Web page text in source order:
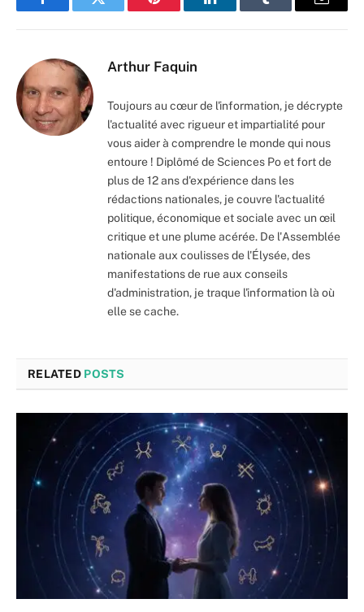
FacebookTwitter Pinterest LinkedInTumblr Email
Arthur Faquin
Toujours au cœur de l'information, je décrypte
l'actualité avec rigueur et impartialité pour
vous aider à comprendre le monde qui nous
entoure ! Diplômé de Sciences Po et fort de
plus de 12 ans d'expérience dans les
rédactions nationales, je couvre l'actualité
politique, économique et sociale avec un œil
critique et une plume acérée. De l'Assemblée
nationale aux coulisses de l'Élysée, des
manifestations de rue aux conseils
d'administration, je traque l'information là où
elle se cache.
RELATED POSTS